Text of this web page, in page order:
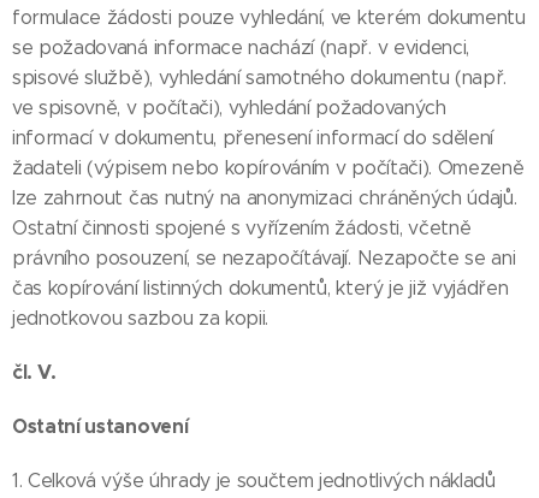
formulace žádosti pouze vyhledání, ve kterém dokumentu
se požadovaná informace nachází (např. v evidenci,
spisové službě), vyhledání samotného dokumentu (např.
ve spisovně, v počítači), vyhledání požadovaných
informací v dokumentu, přenesení informací do sdělení
žadateli (výpisem nebo kopírováním v počítači). Omezeně
lze zahrnout čas nutný na anonymizaci chráněných údajů.
Ostatní činnosti spojené s vyřízením žádosti, včetně
právního posouzení, se nezapočítávají. Nezapočte se ani
čas kopírování listinných dokumentů, který je již vyjádřen
jednotkovou sazbou za kopii.
čl. V.
Ostatní ustanovení
1. Celková výše úhrady je součtem jednotlivých nákladů